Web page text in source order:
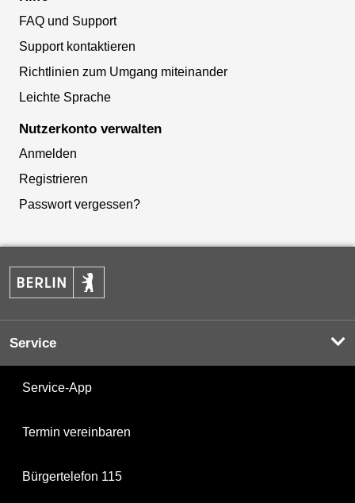
FAQ und Support
Support kontaktieren
Richtlinien zum Umgang miteinander
Leichte Sprache
Nutzerkonto verwalten
Anmelden
Registrieren
Passwort vergessen?
Service
Service-App
Termin vereinbaren
Bürgertelefon 115